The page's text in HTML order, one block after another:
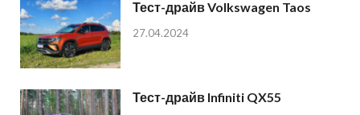
Тест-драйв Volkswagen Taos
27.04.2024
Тест-драйв Infiniti QX55